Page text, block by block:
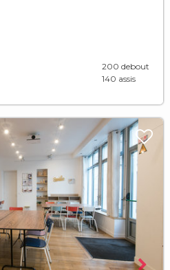
200 debout
140 assis